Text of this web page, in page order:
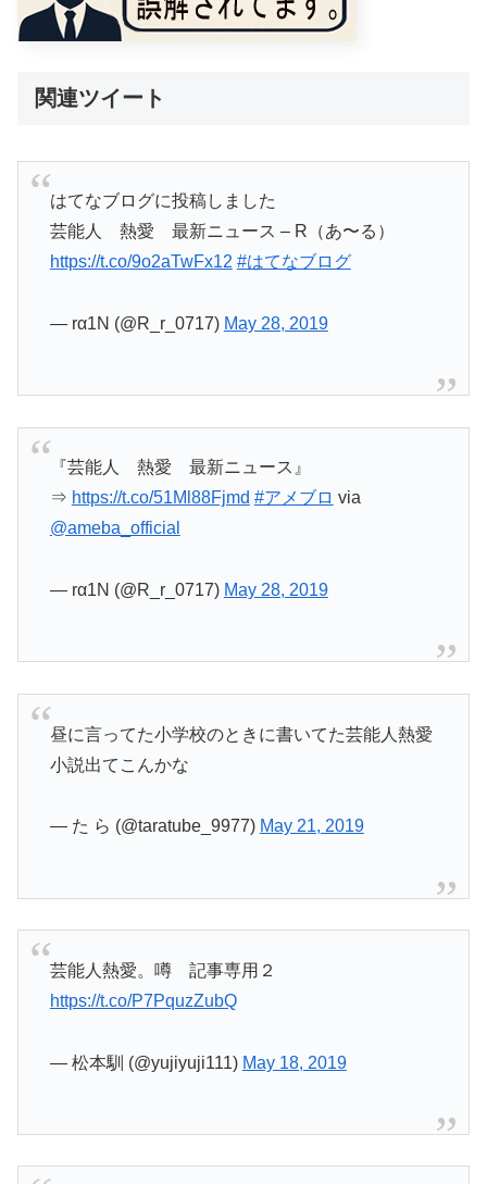
関連ツイート
はてなブログに投稿しました
芸能人 熱愛 最新ニュース – R（あ〜る）
https://t.co/9o2aTwFx12 #はてなブログ
— rα1N (@R_r_0717) May 28, 2019
『芸能人 熱愛 最新ニュース』
⇒ https://t.co/51Ml88Fjmd #アメブロ via
@ameba_official
— rα1N (@R_r_0717) May 28, 2019
昼に言ってた小学校のときに書いてた芸能人熱愛
小説出てこんかな
— た ら (@taratube_9977) May 21, 2019
芸能人熱愛。噂 記事専用２
https://t.co/P7PquzZubQ
— 松本馴 (@yujiyuji111) May 18, 2019